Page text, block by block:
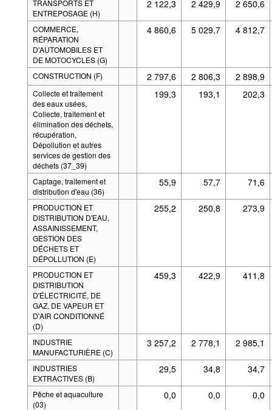
TRANSPORTS ET
ENTREPOSAGE (H)
2 122,3 2 429,9 2 650,6
COMMERCE,
RÉPARATION
D'AUTOMOBILES ET
DE MOTOCYCLES (G)
4 860,6 5 029,7 4 812,7
CONSTRUCTION (F) 2 797,6 2 806,3 2 898,9
Collecte et traitement
des eaux usées,
Collecte, traitement et
élimination des déchets,
récupération,
Dépollution et autres
services de gestion des
déchets (37_39)
199,3 193,1 202,3
Captage, traitement et
distribution d'eau (36)
55,9 57,7 71,6
PRODUCTION ET
DISTRIBUTION D'EAU,
ASSAINISSEMENT,
GESTION DES
DÉCHETS ET
DÉPOLLUTION (E)
255,2 250,8 273,9
PRODUCTION ET
DISTRIBUTION
D'ÉLECTRICITÉ, DE
GAZ, DE VAPEUR ET
D'AIR CONDITIONNÉ
(D)
459,3 422,9 411,8
INDUSTRIE
MANUFACTURIÈRE (C)
3 257,2 2 778,1 2 985,1
INDUSTRIES
EXTRACTIVES (B)
29,5 34,8 34,7
Pêche et aquaculture
(03)
0,0 0,0 0,0